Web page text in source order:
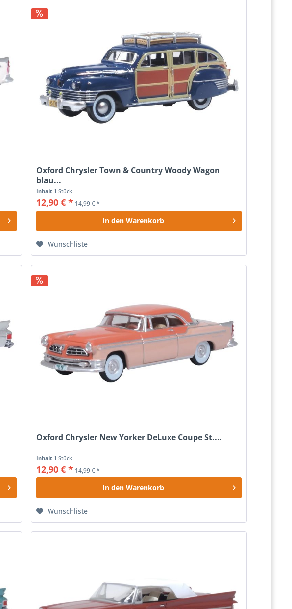
Oxford Chrysler Town & Country Woody Wagon
blau...
Inhalt 1 Stück
12,90 € * 14,99 € *
In den Warenkorb
Wunschliste
Oxford Chrysler New Yorker DeLuxe Coupe St....
Inhalt 1 Stück
12,90 € * 14,99 € *
In den Warenkorb
Wunschliste